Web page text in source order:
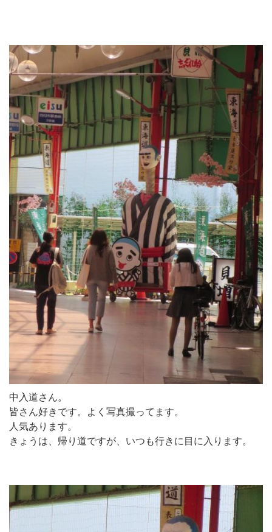
中入道さん。
皆さん好きです。よく写真撮ってます。
人気あります。
きょうは、帰り道ですが、いつも行きに目に入ります。